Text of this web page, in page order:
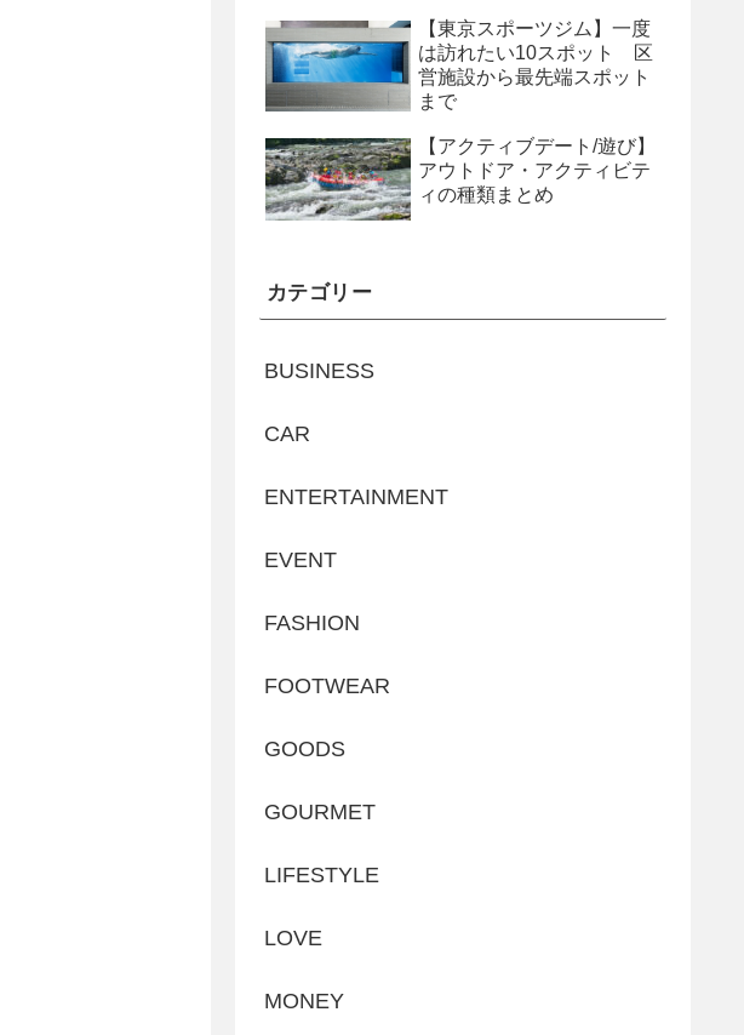
【東京スポーツジム】一度
は訪れたい10スポット 区
営施設から最先端スポット
まで
【アクティブデート/遊び】
アウトドア・アクティビテ
ィの種類まとめ
カテゴリー
BUSINESS
CAR
ENTERTAINMENT
EVENT
FASHION
FOOTWEAR
GOODS
GOURMET
LIFESTYLE
LOVE
MONEY